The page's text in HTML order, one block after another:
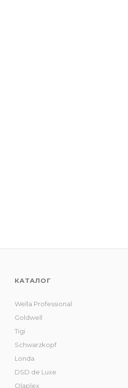
КАТАЛОГ
Wella Professional
Goldwell
Tigi
Schwarzkopf
Londa
DSD de Luxe
Olaplex